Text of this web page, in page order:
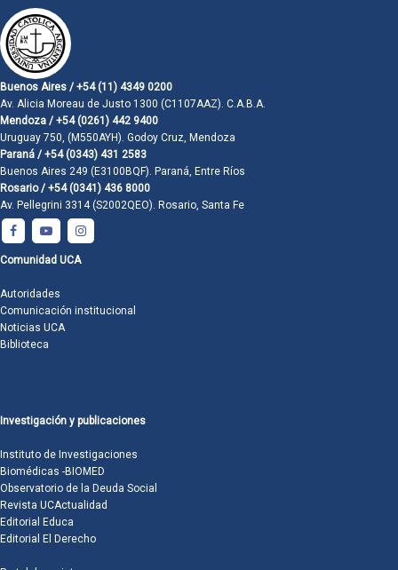
Buenos Aires / +54 (11) 4349 0200
Av. Alicia Moreau de Justo 1300 (C1107AAZ). C.A.B.A.
Mendoza / +54 (0261) 442 9400
Uruguay 750, (M550AYH). Godoy Cruz, Mendoza
Paraná / +54 (0343) 431 2583
Buenos Aires 249 (E3100BQF). Paraná, Entre Ríos
Rosario / +54 (0341) 436 8000
Av. Pellegrini 3314 (S2002QEO). Rosario, Santa Fe
Comunidad UCA
Autoridades
Comunicación institucional
Noticias UCA
Biblioteca
Investigación y publicaciones
Instituto de Investigaciones
Biomédicas -BIOMED
Observatorio de la Deuda Social
Revista UCActualidad
Editorial Educa
Editorial El Derecho